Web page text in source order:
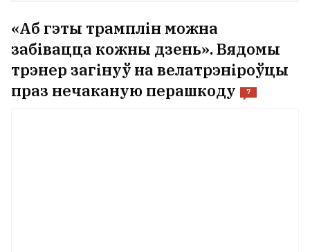
«Аб гэты трамплін можна
забівацца кожны дзень». Вядомы
трэнер загінуў на велатрэніроўцы
праз нечаканую перашкоду
7